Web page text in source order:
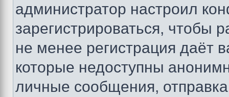
администратор настроил
зарегистрироваться, чтобы
не менее регистрация даёт
которые недоступны
личные сообщения,